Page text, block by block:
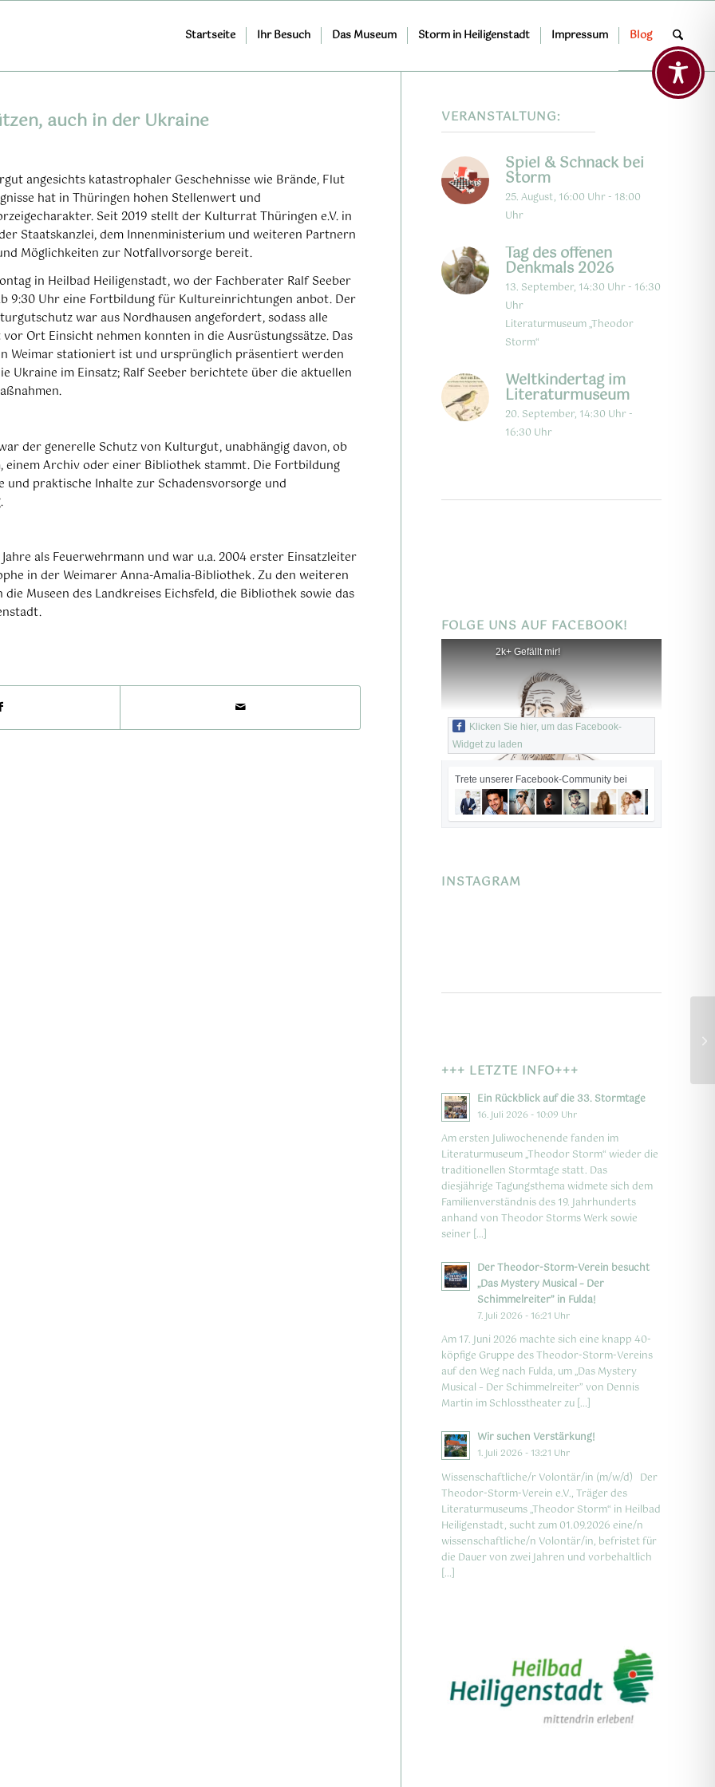
Startseite Ihr Besuch Das Museum Storm in Heiligenstadt Impressum Blog
auch in der Ukraine
angesichts katastrophaler Geschehnisse wie Brände, Flut
hat in Thüringen hohen Stellenwert und
Seit 2019 stellt der Kulturrat Thüringen e.V. in
Staatskanzlei, dem Innenministerium und weiteren Partnern
Möglichkeiten zur Notfallvorsorge bereit.
in Heilbad Heiligenstadt, wo der Fachberater Ralf Seeber
9:30 Uhr eine Fortbildung für Kultureinrichtungen anbot. Der
war aus Nordhausen angefordert, sodass alle
Ort Einsicht nehmen konnten in die Ausrüstungssätze. Das
Weimar stationiert ist und ursprünglich präsentiert werden
Ukraine im Einsatz; Ralf Seeber berichtete über die aktuellen
der generelle Schutz von Kulturgut, unabhängig davon, ob
einem Archiv oder einer Bibliothek stammt. Die Fortbildung
und praktische Inhalte zur Schadensvorsorge und
als Feuerwehrmann und war u.a. 2004 erster Einsatzleiter
in der Weimarer Anna-Amalia-Bibliothek. Zu den weiteren
Museen des Landkreises Eichsfeld, die Bibliothek sowie das
VERANSTALTUNG:
Spiel & Schnack bei
Storm
25. August, 16:00 Uhr - 18:00
Uhr
Tag des offenen
Denkmals 2026
13. September, 14:30 Uhr - 16:30
Uhr
Literaturmuseum „Theodor
Storm“
Weltkindertag im
Literaturmuseum
20. September, 14:30 Uhr -
16:30 Uhr
FOLGE UNS AUF FACEBOOK!
2k+ Gefällt mir!
Klicken Sie hier, um das Facebook-
Widget zu laden
Trete unserer Facebook-Community bei
INSTAGRAM
+++ LETZTE INFO+++
Ein Rückblick auf die 33. Stormtage
16. Juli 2026 - 10:09 Uhr
Am ersten Juliwochenende fanden im
Literaturmuseum „Theodor Storm“ wieder die
traditionellen Stormtage statt. Das
diesjährige Tagungsthema widmete sich dem
Familienverständnis des 19. Jahrhunderts
anhand von Theodor Storms Werk sowie
seiner […]
Der Theodor-Storm-Verein besucht
„Das Mystery Musical – Der
Schimmelreiter” in Fulda!
7. Juli 2026 - 16:21 Uhr
Am 17. Juni 2026 machte sich eine knapp 40-
köpfige Gruppe des Theodor-Storm-Vereins
auf den Weg nach Fulda, um „Das Mystery
Musical – Der Schimmelreiter” von Dennis
Martin im Schlosstheater zu […]
Wir suchen Verstärkung!
1. Juli 2026 - 13:21 Uhr
Wissenschaftliche/r Volontär/in (m/w/d) Der
Theodor-Storm-Verein e.V., Träger des
Literaturmuseums „Theodor Storm“ in Heilbad
Heiligenstadt, sucht zum 01.09.2026 eine/n
wissenschaftliche/n Volontär/in, befristet für
die Dauer von zwei Jahren und vorbehaltlich
[…]